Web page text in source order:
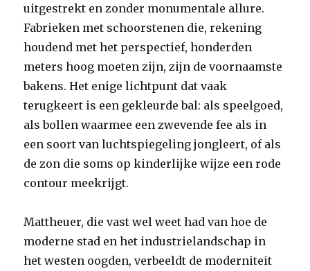
uitgestrekt en zonder monumentale allure.
Fabrieken met schoorstenen die, rekening
houdend met het perspectief, honderden
meters hoog moeten zijn, zijn de voornaamste
bakens. Het enige lichtpunt dat vaak
terugkeert is een gekleurde bal: als speelgoed,
als bollen waarmee een zwevende fee als in
een soort van luchtspiegeling jongleert, of als
de zon die soms op kinderlijke wijze een rode
contour meekrijgt.
Mattheuer, die vast wel weet had van hoe de
moderne stad en het industrielandschap in
het westen oogden, verbeeldt de moderniteit